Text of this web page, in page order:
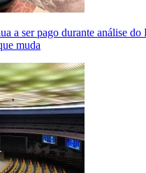
a ser pago durante análise do
muda